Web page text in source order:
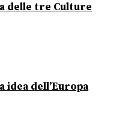
delle tre Culture
idea dell’Europa